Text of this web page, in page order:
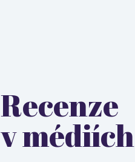
Recenze
v médiích